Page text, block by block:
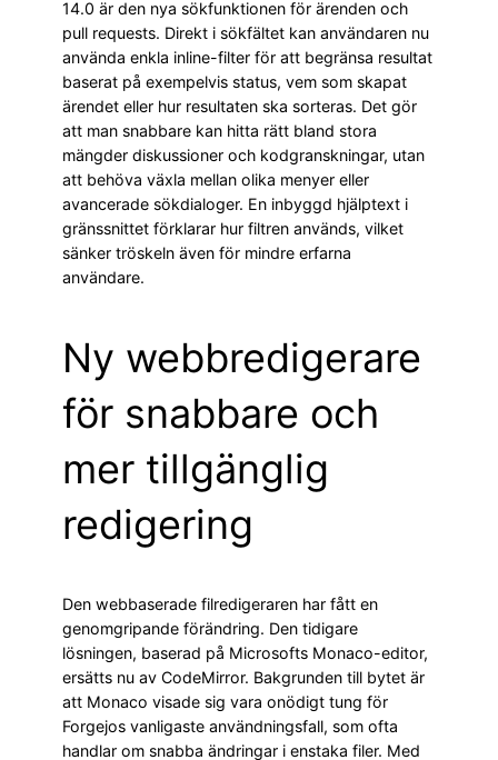
14.0 är den nya sökfunktionen för ärenden och
pull requests. Direkt i sökfältet kan användaren nu
använda enkla inline-filter för att begränsa resultat
baserat på exempelvis status, vem som skapat
ärendet eller hur resultaten ska sorteras. Det gör
att man snabbare kan hitta rätt bland stora
mängder diskussioner och kodgranskningar, utan
att behöva växla mellan olika menyer eller
avancerade sökdialoger. En inbyggd hjälptext i
gränssnittet förklarar hur filtren används, vilket
sänker tröskeln även för mindre erfarna
användare.
Ny webbredigerare
för snabbare och
mer tillgänglig
redigering
Den webbaserade filredigeraren har fått en
genomgripande förändring. Den tidigare
lösningen, baserad på Microsofts Monaco-editor,
ersätts nu av CodeMirror. Bakgrunden till bytet är
att Monaco visade sig vara onödigt tung för
Forgejos vanligaste användningsfall, som ofta
handlar om snabba ändringar i enstaka filer. Med